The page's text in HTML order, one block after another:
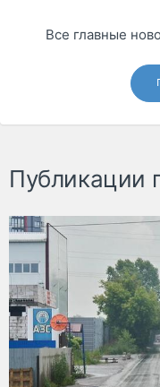
Все главные
Публикации